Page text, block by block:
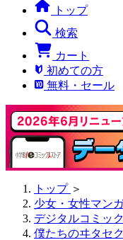
トップ
検索
カート
初めての方
無料・セール
トップ ＞
少女・女性マン
デジタルコミッ
僕たちのヰタセ